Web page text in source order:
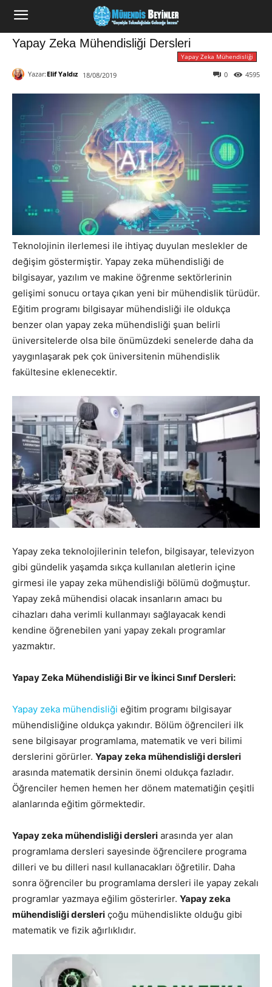
Yapay Zeka Mühendisliği Dersleri
Yapay Zeka Mühendisliği
Yazar: Elif Yaldız 18/08/2019 4595
0
Teknolojinin ilerlemesi ile ihtiyaç duyulan meslekler de
değişim göstermiştir. Yapay zeka mühendisliği de
bilgisayar, yazılım ve makine öğrenme sektörlerinin
gelişimi sonucu ortaya çıkan yeni bir mühendislik türüdür.
Eğitim programı bilgisayar mühendisliği ile oldukça
benzer olan yapay zeka mühendisliği şuan belirli
üniversitelerde olsa bile önümüzdeki senelerde daha da
yaygınlaşarak pek çok üniversitenin mühendislik
fakültesine eklenecektir.
Yapay zeka teknolojilerinin telefon, bilgisayar, televizyon
gibi gündelik yaşamda sıkça kullanılan aletlerin içine
girmesi ile yapay zeka mühendisliği bölümü doğmuştur.
Yapay zekâ mühendisi olacak insanların amacı bu
cihazları daha verimli kullanmayı sağlayacak kendi
kendine öğrenebilen yani yapay zekalı programlar
yazmaktır.
Yapay Zeka Mühendisliği Bir ve İkinci Sınıf Dersleri:
Yapay zeka mühendisliği eğitim programı bilgisayar
mühendisliğine oldukça yakındır. Bölüm öğrencileri ilk
sene bilgisayar programlama, matematik ve veri bilimi
derslerini görürler. Yapay zeka mühendisliği dersleri
arasında matematik dersinin önemi oldukça fazladır.
Öğrenciler hemen hemen her dönem matematiğin çeşitli
alanlarında eğitim görmektedir.
Yapay zeka mühendisliği dersleri arasında yer alan
programlama dersleri sayesinde öğrencilere programa
dilleri ve bu dilleri nasıl kullanacakları öğretilir. Daha
sonra öğrenciler bu programlama dersleri ile yapay zekalı
programlar yazmaya eğilim gösterirler. Yapay zeka
mühendisliği dersleri çoğu mühendislikte olduğu gibi
matematik ve fizik ağırlıklıdır.